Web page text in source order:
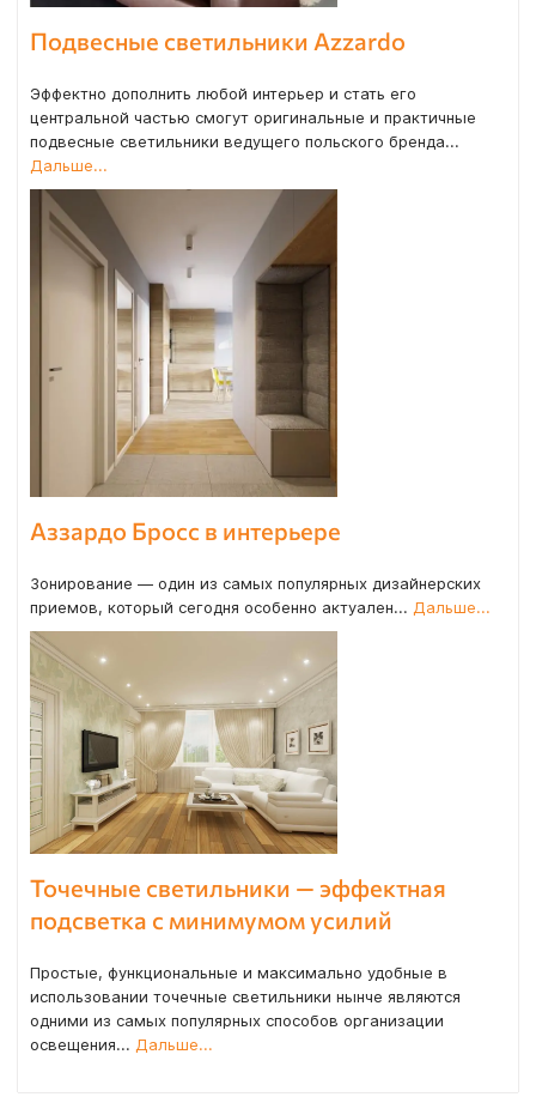
Подвесные светильники Azzardo
Эффектно дополнить любой интерьер и стать его
центральной частью смогут оригинальные и практичные
подвесные светильники ведущего польского бренда...
Дальше...
Аззардо Бросс в интерьере
Зонирование — один из самых популярных дизайнерских
приемов, который сегодня особенно актуален... Дальше...
Точечные светильники — эффектная
подсветка с минимумом усилий
Простые, функциональные и максимально удобные в
использовании точечные светильники нынче являются
одними из самых популярных способов организации
освещения... Дальше...